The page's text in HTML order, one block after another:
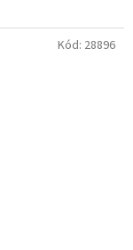
Kód: 28896